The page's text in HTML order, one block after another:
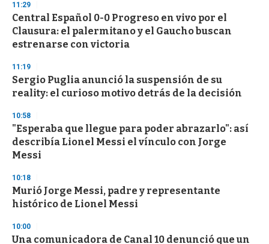
d
s
o
f
3
s
e
c
o
d
s
11:29
Central Español 0-0 Progreso en vivo por el
Clausura: el palermitano y el Gaucho buscan
estrenarse con victoria
11:19
Sergio Puglia anunció la suspensión de su
reality: el curioso motivo detrás de la decisión
10:58
"Esperaba que llegue para poder abrazarlo": así
describía Lionel Messi el vínculo con Jorge
Messi
10:18
Murió Jorge Messi, padre y representante
histórico de Lionel Messi
10:00
Una comunicadora de Canal 10 denunció que un